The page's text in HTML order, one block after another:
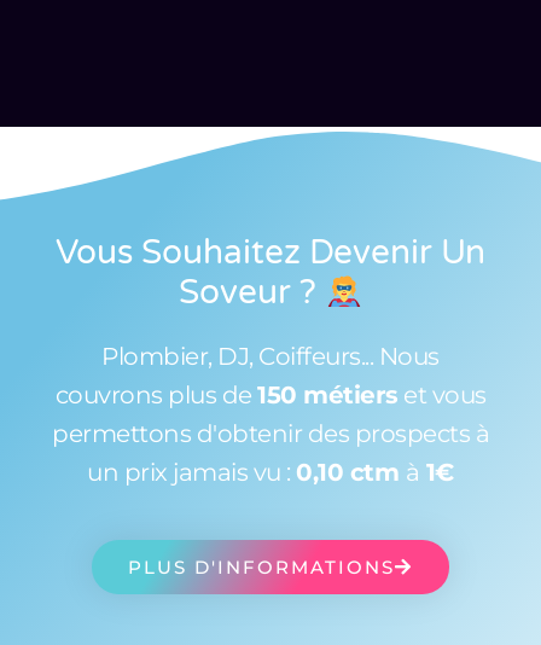
Vous Souhaitez Devenir Un
Soveur ?
Plombier, DJ, Coiffeurs... Nous
couvrons plus de 150 métiers et vous
permettons d'obtenir des prospects à
un prix jamais vu : 0,10 ctm à 1€
PLUS D'INFORMATIONS